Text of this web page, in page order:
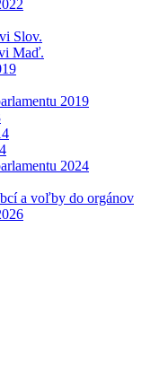
Slov.
Maď.
2019
2024
a voľby do orgánov